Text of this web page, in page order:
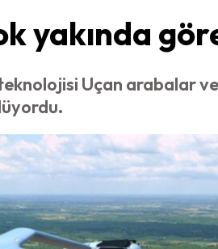
yakında
Uçan arabalar